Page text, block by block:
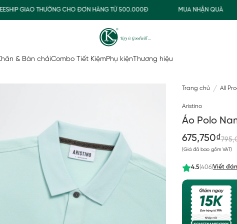
GIAO THƯỜNG CHO ĐƠN HÀNG TỪ 500.000Đ MUA NHẬN QUÀ
& Bàn chảiCombo Tiết KiệmPhụ kiện Thương hiệu
Trang chủ All
Aristino
Áo Polo
675,750₫
(Giá đã bao gồm VAT)
4.5(406)Viết